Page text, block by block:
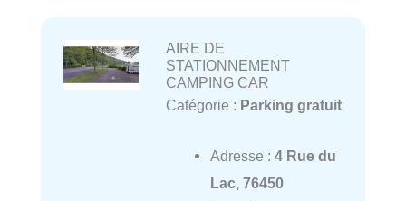
AIRE DE
STATIONNEMENT
CAMPING CAR
Catégorie : Parking gratuit
Adresse : 4 Rue du
Lac, 76450